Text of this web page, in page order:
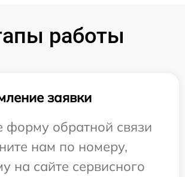
работы
заявки
форму обратной связи
нам по номеру,
на сайте сервисного